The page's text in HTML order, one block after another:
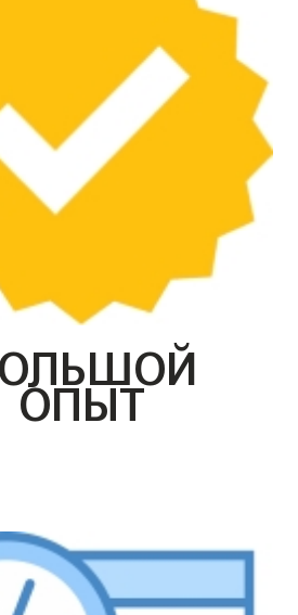
ОПЫТ